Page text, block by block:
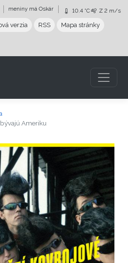
meniny máOskár 10.4 °C Z 2 m/s
verzia RSS Mapa stránky
Ameriku